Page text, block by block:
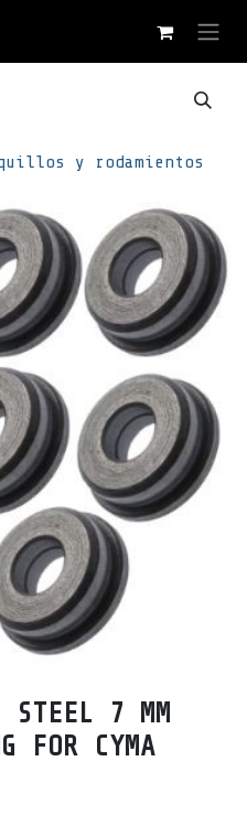
y rodamientos
STEEL 7 MM
FOR CYMA